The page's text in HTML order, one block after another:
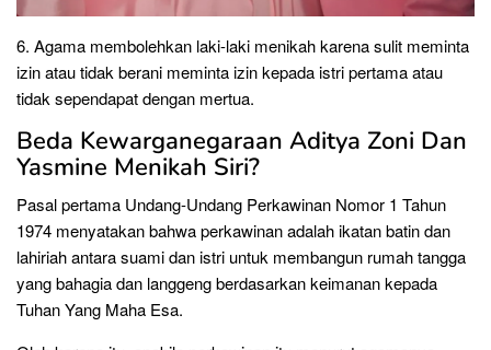
6. Agama membolehkan laki-laki menikah karena sulit meminta
izin atau tidak berani meminta izin kepada istri pertama atau
tidak sependapat dengan mertua.
Beda Kewarganegaraan Aditya Zoni Dan
Yasmine Menikah Siri?
Pasal pertama Undang-Undang Perkawinan Nomor 1 Tahun
1974 menyatakan bahwa perkawinan adalah ikatan batin dan
lahiriah antara suami dan istri untuk membangun rumah tangga
yang bahagia dan langgeng berdasarkan keimanan kepada
Tuhan Yang Maha Esa.